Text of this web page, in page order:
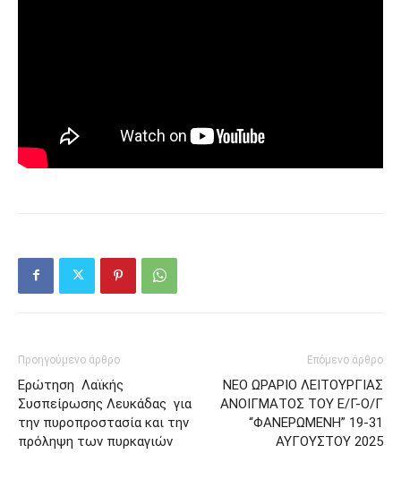
Προηγούμενο άρθρο
Ερώτηση Λαϊκής
Συσπείρωσης Λευκάδας για
την πυροπροστασία και την
πρόληψη των πυρκαγιών
Επόμενο άρθρο
NEO ΩΡΑΡΙΟ ΛΕΙΤΟΥΡΓΙΑΣ
ΑΝΟΙΓΜΑΤΟΣ ΤΟΥ Ε/Γ-Ο/Γ
“ΦΑΝΕΡΩΜΕΝΗ” 19-31
ΑΥΓΟΥΣΤΟΥ 2025